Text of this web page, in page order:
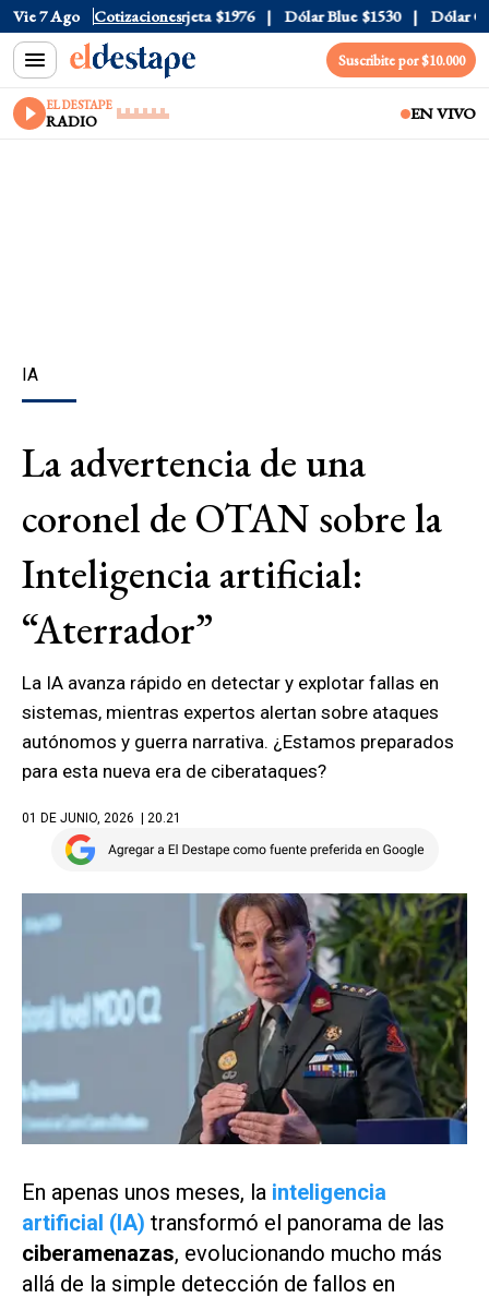
Vie 7 Ago Cotizaciones
$1520 Dólar Tarjeta $1976 Dólar Blue $1530 Dólar CCL
Suscribite por $10.000
EL DESTAPE
RADIO EN VIVO
IA
La advertencia de una
coronel de OTAN sobre la
Inteligencia artificial:
“Aterrador”
La IA avanza rápido en detectar y explotar fallas en
sistemas, mientras expertos alertan sobre ataques
autónomos y guerra narrativa. ¿Estamos preparados
para esta nueva era de ciberataques?
01 DE JUNIO, 2026 | 20.21
En apenas unos meses, la inteligencia
artificial (IA) transformó el panorama de las
ciberamenazas, evolucionando mucho más
allá de la simple detección de fallos en